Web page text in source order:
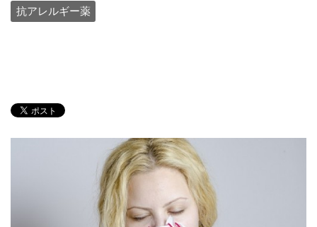
抗アレルギー薬